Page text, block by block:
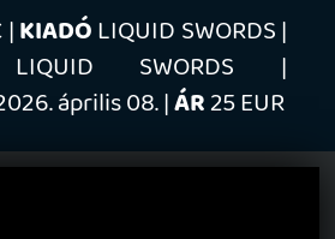
várva pont elém
a játék.
egyszerű, de
mert az ellenfelek
a tutorial nap
úgy